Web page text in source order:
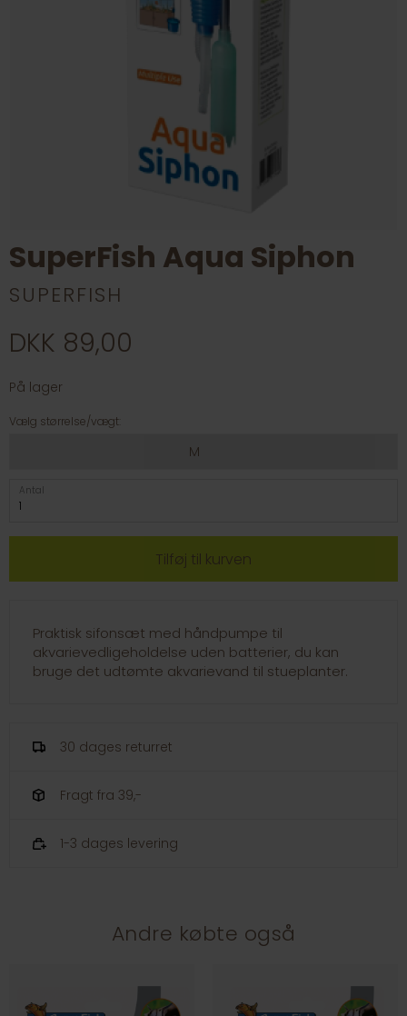
SuperFish Aqua Siphon
SUPERFISH
DKK 89,00
På lager
Vælg størrelse/vægt:
M
Antal
Praktisk sifonsæt med håndpumpe til
akvarievedligeholdelse uden batterier, du kan
bruge det udtømte akvarievand til stueplanter.
30 dages returret
Fragt fra 39,-
1-3 dages levering
Andre købte også